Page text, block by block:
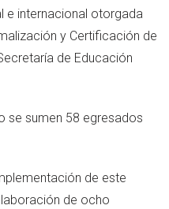
e internacional otorgada
y Certificación de
de Educación
se sumen 58 egresados
de este
de ocho